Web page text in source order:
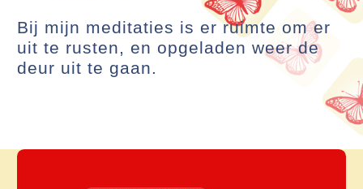
Bij mijn meditaties is er ruimte om er
uit te rusten, en opgeladen weer de
deur uit te gaan.